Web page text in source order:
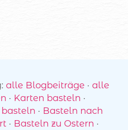
alle Blogbeiträge · alle
· Karten basteln ·
· Basteln nach
· Basteln zu Ostern ·